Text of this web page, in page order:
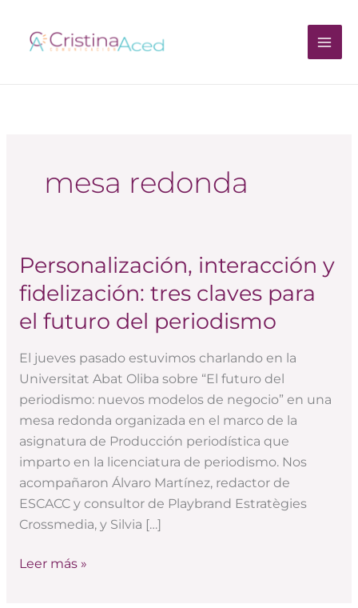
contenido
mesa redonda
Personalización, interacción y
fidelización: tres claves para
el futuro del periodismo
El jueves pasado estuvimos charlando en la
Universitat Abat Oliba sobre “El futuro del
periodismo: nuevos modelos de negocio” en una
mesa redonda organizada en el marco de la
asignatura de Producción periodística que
imparto en la licenciatura de periodismo. Nos
acompañaron Álvaro Martínez, redactor de
ESCACC y consultor de Playbrand Estratègies
Crossmedia, y Silvia […]
Personalización,
interacción
y
fidelización:
claves
para
el
futuro
del
periodismo
Leer más »